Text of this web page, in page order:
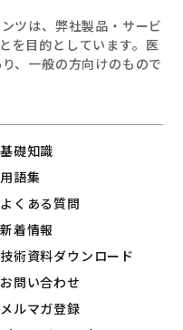
ツは、弊社製品・サービ
を目的としています。医
、一般の方向けのもので
基礎知識
用語集
よくある質問
新着情報
技術資料ダウンロード
お問い合わせ
メルマガ登録